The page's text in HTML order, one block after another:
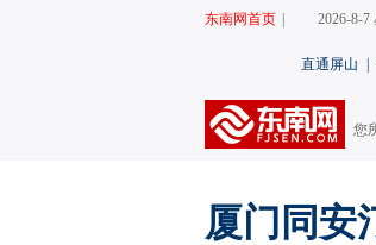
东南网首页 2026-8-
直通屏山
您
厦门同安